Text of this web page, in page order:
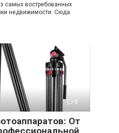
самых востребованных
недвижимости. Сюда
0
От